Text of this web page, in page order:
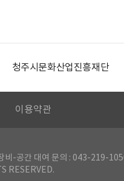
청주시문화산업진흥재단
이용약관
장비-공간 대여 문의 : 043-
RESERVED.